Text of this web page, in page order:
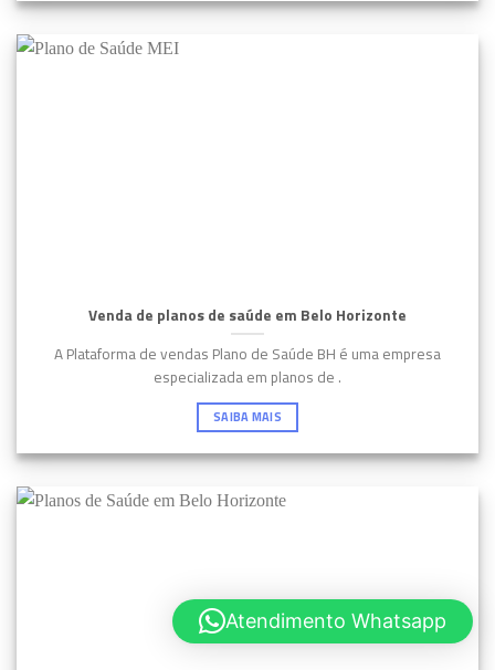
Venda de planos de saúde em Belo Horizonte
A Plataforma de vendas Plano de Saúde BH é uma empresa
especializada em planos de .
SAIBA MAIS
Atendimento Whatsapp